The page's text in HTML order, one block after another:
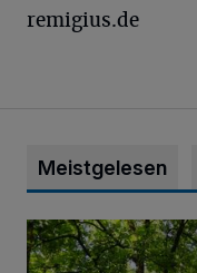
remigius.de
Meistgelesen
Sommertour durch